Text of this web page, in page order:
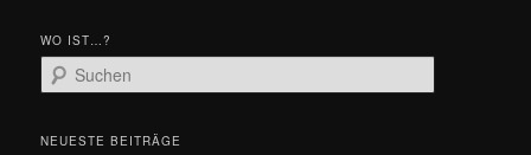
WO IST…?
u
h
NEUESTE BEITRÄGE